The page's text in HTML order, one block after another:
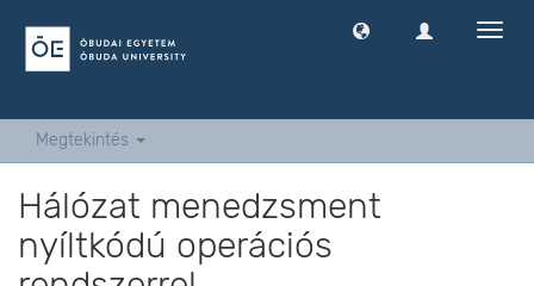
Megtekintés
Hálózat menedzsment
nyíltkódú operációs